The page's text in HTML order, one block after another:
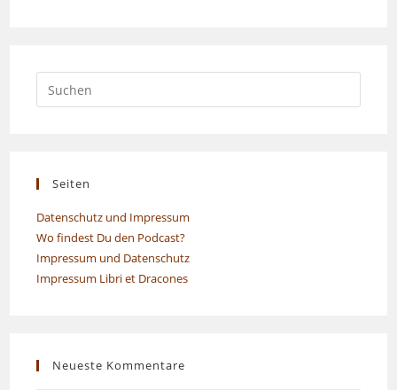
Seiten
Datenschutz und Impressum
Wo findest Du den Podcast?
Impressum und Datenschutz
Impressum Libri et Dracones
Neueste Kommentare